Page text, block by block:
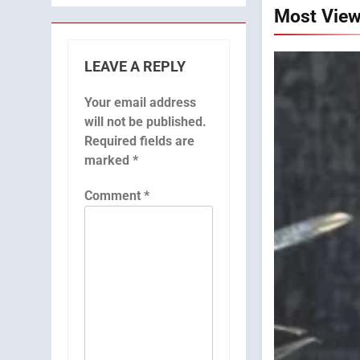
LEAVE A REPLY
Your email address
will not be published.
Required fields are
marked *
Comment *
Most